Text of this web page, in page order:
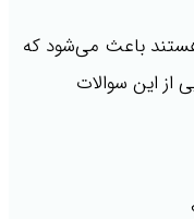
باعث می‌شود که
از این سوالات